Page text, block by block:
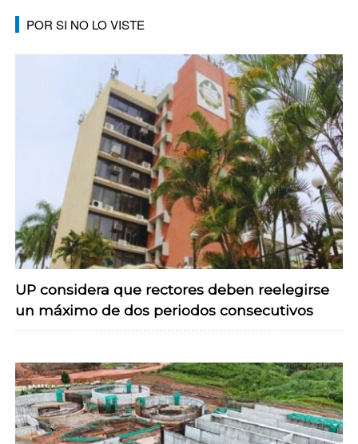
POR SI NO LO VISTE
UP considera que rectores deben reelegirse
un máximo de dos periodos consecutivos